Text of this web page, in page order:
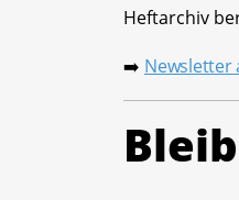
Heftarchiv
➡️ Newsletter